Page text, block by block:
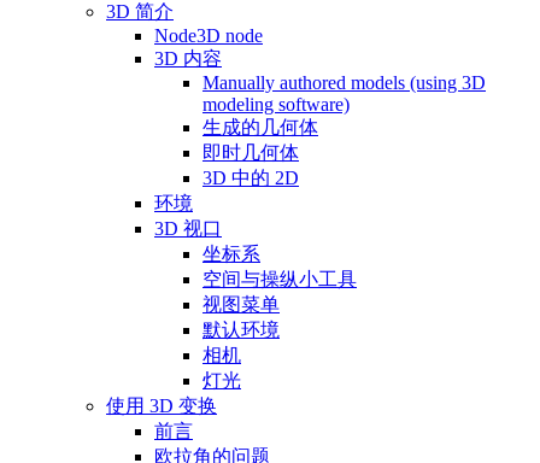
3D 简介
Node3D node
3D 内容
Manually authored models (using 3D
modeling software)
生成的几何体
即时几何体
3D 中的 2D
环境
3D 视口
坐标系
空间与操纵小工具
视图菜单
默认环境
相机
灯光
使用 3D 变换
前言
欧拉角的问题